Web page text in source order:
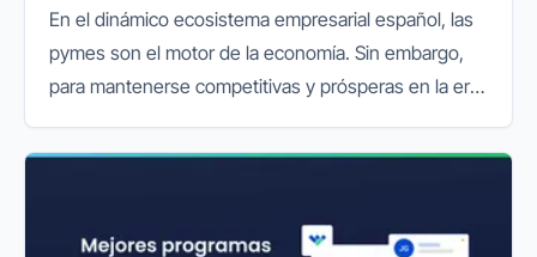
En el dinámico ecosistema empresarial español, las
pymes son el motor de la economía. Sin embargo,
para mantenerse competitivas y prósperas en la era
clave reside en la...